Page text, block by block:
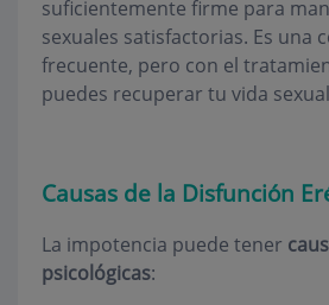
suficientemente firme para
sexuales satisfactorias. Es una
frecuente, pero con el
puedes recuperar tu vida
Causas de la Disfunción
La impotencia puede tener
psicológicas: